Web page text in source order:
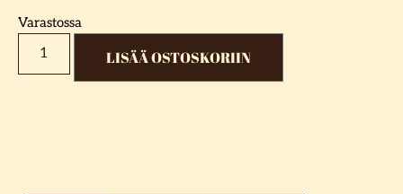
Varastossa
LISÄÄ OSTOSKORIIN